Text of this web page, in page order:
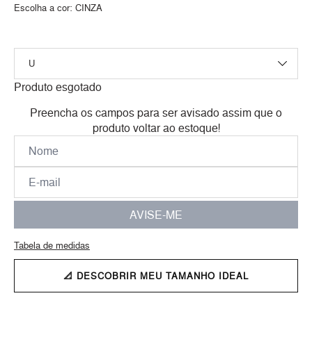
Escolha a cor: CINZA
Produto esgotado
Preencha os campos para ser avisado assim que o
produto voltar ao estoque!
AVISE-ME
Tabela de medidas
📐 DESCOBRIR MEU TAMANHO IDEAL